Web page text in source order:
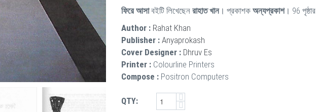
ফিরে আসাবইটি লিখেছেন রাহাত খান। প্রকাশক অন্যপ্রকাশ। 96
Author : Rahat Khan
Publisher : Anyaprokash
Cover Designer : Dhruv Es
Printer : Colourline Printers
Compose : Positron Computers
QTY: